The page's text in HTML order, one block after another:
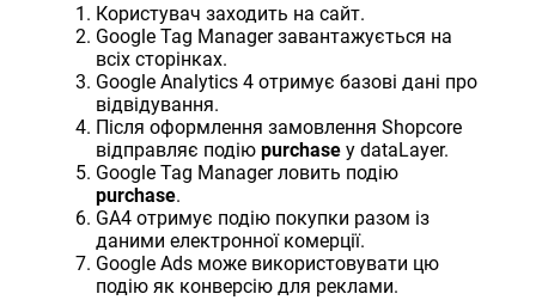
Користувач заходить на сайт.
Google Tag Manager завантажується на
всіх сторінках.
Google Analytics 4 отримує базові дані про
відвідування.
Після оформлення замовлення Shopcore
відправляє подіюpurchase у dataLayer.
Google Tag Manager ловить подію
purchase.
GA4 отримує подію покупки разом із
даними електронної комерції.
Google Ads може використовувати цю
подію як конверсію для реклами.